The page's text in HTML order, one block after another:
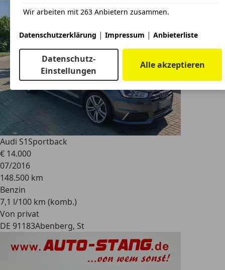
Audi S1Sportback
€ 14.000
07/2016
148.500 km
Benzin
7,1 l/100 km (komb.)
Von privat
DE 91183Abenberg, St
Wir arbeiten mit 263 Anbietern zusammen.
Datenschutzerklärung | Impressum | Anbieterliste
Datenschutz-
Einstellungen
Alle akzeptieren